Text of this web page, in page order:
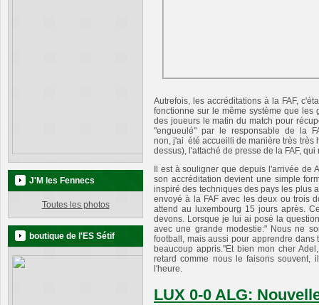
J'M les Fennecs
Toutes les photos
boutique de l'ES Sétif
Autrefois, les accréditations à la FAF,
fonctionne sur le même système que les
des joueurs le matin du match pour
"engueulé" par le responsable de la
non, j'ai été accueilli de manière très très
dessus), l'attaché de presse de la FAF,
Il est à souligner que depuis l'arrivée de
son accréditation devient une simple
inspiré des techniques des pays les plus
envoyé à la FAF avec les deux ou trois
attend au luxembourg 15 jours après.
devons. Lorsque je lui ai posé la
avec une grande modestie:" Nous ne
football, mais aussi pour apprendre
beaucoup appris."Et bien mon cher
retard comme nous le faisons souvent,
l'heure.
LUX 0-0 ALG: